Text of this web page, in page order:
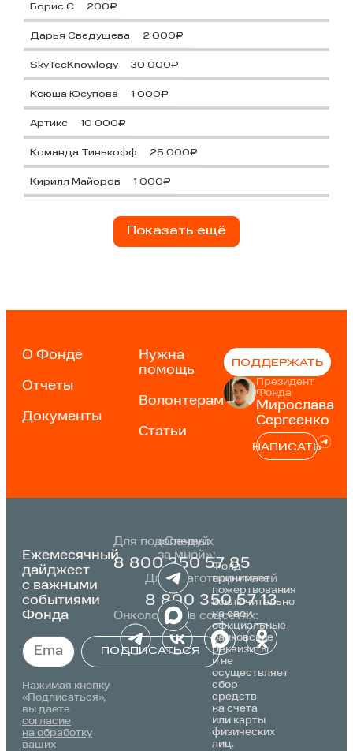
Борис С 200₽
Дарья Сведущева 2 000₽
SkyTecKnowlogy 30 000₽
Ксюша Юсупова 1 000₽
Артикс 10 000₽
Команда Тинькофф 25 000₽
Кирилл Майоров 1 000₽
Показать ещё
О Фонде
Отчеты
Документы
Нужна
помощь
Волонтерам
Статьи
ПОДДЕРЖАТЬ
Президент
Фонда
Мирослава
Сергеенко
НАПИСАТЬ
Для подопечных
8 800 350 57 85
Для благотворителей
8 800 350 57 13
Онкологика в соцсетях:
Ежемесячный
дайджест
с важными
событиями
Фонда
ПОДПИСАТЬСЯ
Нажимая кнопку
«Подписаться»,
вы даете
согласие
на обработку
ваших
«Следуй
за мной»:
Фонд
принимает
пожертвования
исключительно
на свои
официальные
банковские
реквизиты
и не
осуществляет
сбор
средств
на счета
или карты
физических
лиц.